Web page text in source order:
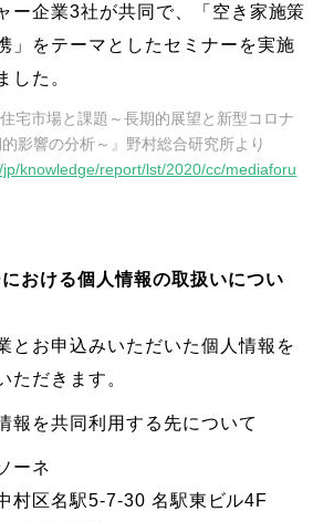
ー企業3社が共同で、「空き家施策
」をテーマとしたセミナーを実施
した。
宅市場と課題～長期的展望と新型コロナ
影響の分析～』野村総合研究所より
knowledge/report/lst/2020/cc/mediaforu
における個人情報の取扱いについ
とお申込みいただいた個人情報を
ただきます。
報を共同利用する先について
ーネ
村区名駅5-7-30 名駅東ビル4F